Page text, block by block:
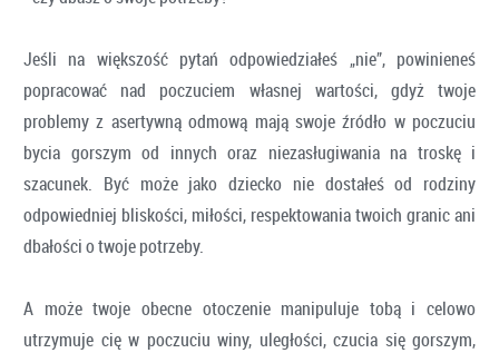
Jeśli na większość pytań odpowiedziałeś „nie”, powinieneś
popracować nad poczuciem własnej wartości, gdyż twoje
problemy z asertywną odmową mają swoje źródło w poczuciu
bycia gorszym od innych oraz niezasługiwania na troskę i
szacunek. Być może jako dziecko nie dostałeś od rodziny
odpowiedniej bliskości, miłości, respektowania twoich granic ani
dbałości o twoje potrzeby.
A może twoje obecne otoczenie manipuluje tobą i celowo
utrzymuje cię w poczuciu winy, uległości, czucia się gorszym,